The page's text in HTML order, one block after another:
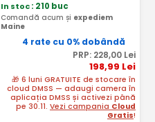
In stoc: 210 buc
Comandă acum și expediem
Maine
4 rate cu 0% dobândă
PRP: 228,00 Lei
198,99 Lei
🎁 6 luni GRATUITE de stocare în
cloud DMSS — adaugi camera în
aplicația DMSS și activezi până
pe 30.11.Vezi campania Cloud
Gratis!